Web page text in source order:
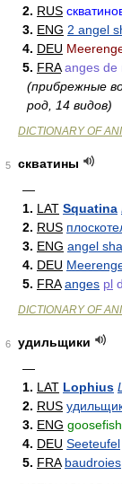
2. RUS
3. ENG 2 angel
4. DEU
5. FRA anges de
(прибрежные
род, 14 видов)
DICTIONARY OF
5
скватины
—
1. LAT Squatina
2. RUS
3. ENG angel
4. DEU
5. FRA anges pl
DICTIONARY OF
6
удильщики
—
1. LAT Lophius
2. RUS
3. ENG
4. DEU Seeteufel
5. FRA baudroies